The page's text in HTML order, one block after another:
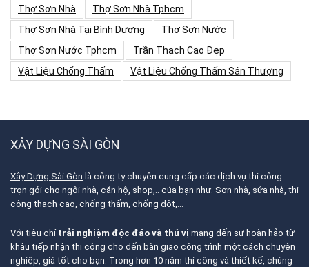
Thợ Sơn Nhà
Thợ Sơn Nhà Tphcm
Thợ Sơn Nhà Tại Bình Dương
Thợ Sơn Nước
Thợ Sơn Nước Tphcm
Trần Thạch Cao Đẹp
Vật Liệu Chống Thấm
Vật Liệu Chống Thấm Sân Thượng
XÂY DỰNG SÀI GÒN
Xây Dựng Sài Gòn là công ty chuyên cung cấp các dịch vụ thi công
trọn gói cho ngôi nhà, căn hộ, shop,.. của bạn như: Sơn nhà, sửa nhà, thi
công thạch cao, chống thấm, chống dột,…
Với tiêu chí trải nghiệm độc đáo và thú vị mang đến sự hoàn hảo từ
khâu tiếp nhận thi công cho đến bàn giao công trình một cách chuyên
nghiệp, giá tốt cho bạn. Trong hơn 10 năm thi công và thiết kế, chúng